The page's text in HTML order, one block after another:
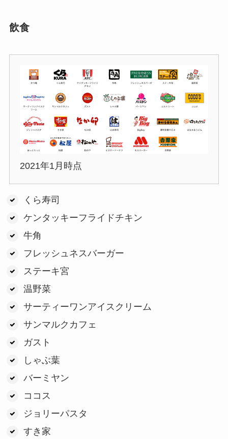
飲食
2021年1月時点
くら寿司
ケンタッキーフライドチキン
牛角
フレッシュネスバーガー
ステーキ宮
温野菜
サーティーワンアイスクリーム
サンマルクカフェ
ガスト
しゃぶ葉
バーミヤン
ココス
ジョリーパスタ
すき家